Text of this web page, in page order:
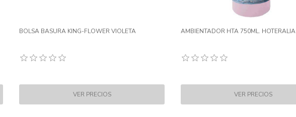
BOLSA BASURA KING-FLOWER VIOLETA AMBIENTADOR HTA 750ML. HOTERALIA